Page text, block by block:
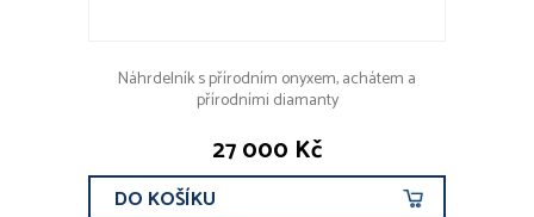
Náhrdelník s přírodním onyxem, achátem a
přírodními diamanty
27 000 Kč
DO KOŠÍKU